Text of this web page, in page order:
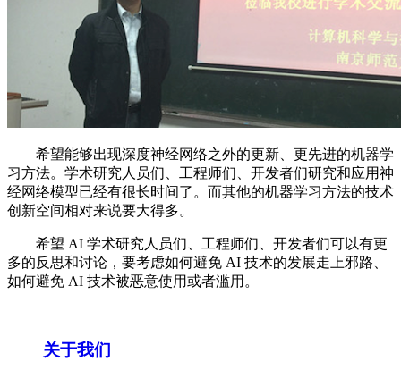
希望能够出现深度神经网络之外的更新、更先进的机器学
习方法。学术研究人员们、工程师们、开发者们研究和应用神
经网络模型已经有很长时间了。而其他的机器学习方法的技术
创新空间相对来说要大得多。
希望 AI 学术研究人员们、工程师们、开发者们可以有更
多的反思和讨论，要考虑如何避免 AI 技术的发展走上邪路、
如何避免 AI 技术被恶意使用或者滥用。
关于我们